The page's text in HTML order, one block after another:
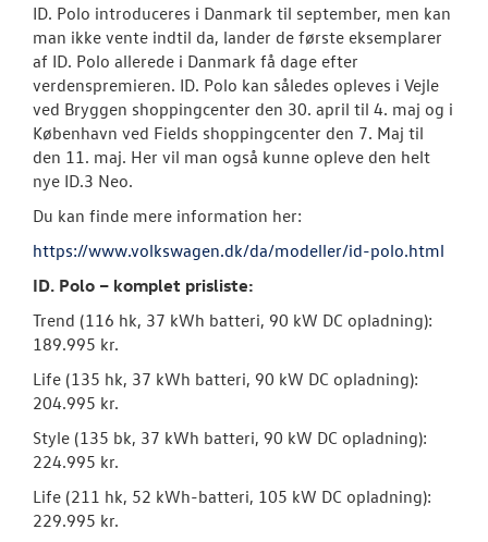
ID. Polo introduceres i Danmark til september, men kan
man ikke vente indtil da, lander de første eksemplarer
af ID. Polo allerede i Danmark få dage efter
verdenspremieren. ID. Polo kan således opleves i Vejle
ved Bryggen shoppingcenter den 30. april til 4. maj og i
København ved Fields shoppingcenter den 7. Maj til
den 11. maj. Her vil man også kunne opleve den helt
nye ID.3 Neo.
Du kan finde mere information her:
https://www.volkswagen.dk/da/modeller/id-polo.html
ID. Polo – komplet prisliste:
Trend (116 hk, 37 kWh batteri, 90 kW DC opladning):
189.995 kr.
Life (135 hk, 37 kWh batteri, 90 kW DC opladning):
204.995 kr.
Style (135 bk, 37 kWh batteri, 90 kW DC opladning):
224.995 kr.
Life (211 hk, 52 kWh-batteri, 105 kW DC opladning):
229.995 kr.